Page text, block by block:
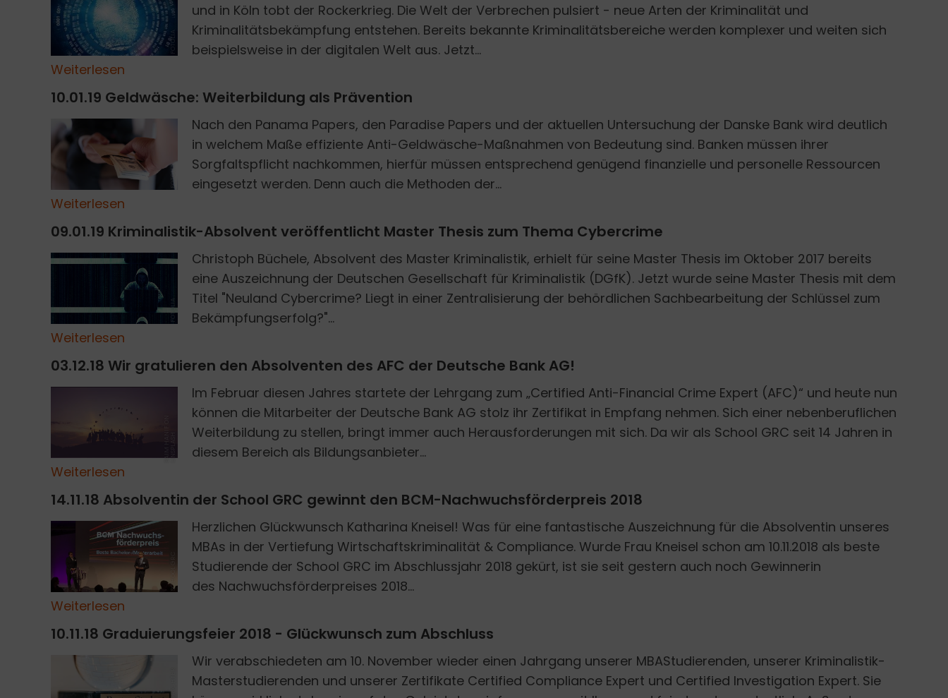
FOTOLIA
und in Köln tobt der Rockerkrieg. Die Welt der Verbrechen pulsiert - neue Arten der Kriminalität und
Kriminalitätsbekämpfung entstehen. Bereits bekannte Kriminalitätsbereiche werden komplexer und weiten sich
beispielsweise in der digitalen Welt aus. Jetzt...
Weiterlesen
10.01.19 Geldwäsche: Weiterbildung als Prävention
FOTOLIA
Nach den Panama Papers, den Paradise Papers und der aktuellen Untersuchung der Danske Bank wird deutlich
in welchem Maße effiziente Anti-Geldwäsche-Maßnahmen von Bedeutung sind. Banken müssen ihrer
Sorgfaltspflicht nachkommen, hierfür müssen entsprechend genügend finanzielle und personelle Ressourcen
eingesetzt werden. Denn auch die Methoden der...
Weiterlesen
09.01.19 Kriminalistik-Absolvent veröffentlicht Master Thesis zum Thema Cybercrime
FOTOLIA
Christoph Büchele, Absolvent des Master Kriminalistik, erhielt für seine Master Thesis im Oktober 2017 bereits
eine Auszeichnung der Deutschen Gesellschaft für Kriminalistik (DGfK). Jetzt wurde seine Master Thesis mit dem
Titel "Neuland Cybercrime? Liegt in einer Zentralisierung der behördlichen Sachbearbeitung der Schlüssel zum
Bekämpfungserfolg?"...
Weiterlesen
03.12.18 Wir gratulieren den Absolventen des AFC der Deutsche Bank AG!
B
A
I
M
H
A
I
F
O
N
U
N
S
P
L
A
S
Im Februar diesen Jahres startete der Lehrgang zum „Certified Anti-Financial Crime Expert (AFC)“ und heute nun
können die Mitarbeiter der Deutsche Bank AG stolz ihr Zertifikat in Empfang nehmen. Sich einer nebenberuflichen
Weiterbildung zu stellen, bringt immer auch Herausforderungen mit sich. Da wir als School GRC seit 14 Jahren in
diesem Bereich als Bildungsanbieter...
Weiterlesen
14.11.18 Absolventin der School GRC gewinnt den BCM-Nachwuchsförderpreis 2018
SCHOOL GRC
Herzlichen Glückwunsch Katharina Kneisel! Was für eine fantastische Auszeichnung für die Absolventin unseres
MBAs in der Vertiefung Wirtschaftskriminalität & Compliance. Wurde Frau Kneisel schon am 10.11.2018 als beste
Studierende der School GRC im Abschlussjahr 2018 gekürt, ist sie seit gestern auch noch Gewinnerin
des Nachwuchsförderpreises 2018...
Weiterlesen
10.11.18 Graduierungsfeier 2018 - Glückwunsch zum Abschluss
Wir verabschiedeten am 10. November wieder einen Jahrgang unserer MBAStudierenden, unserer Kriminalistik-
Masterstudierenden und unserer Zertifikate Certified Compliance Expert und Certified Investigation Expert. Sie